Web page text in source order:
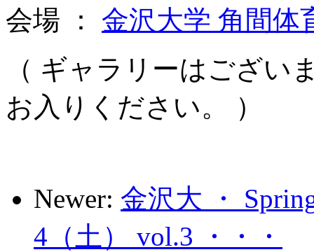
会場 ： 金沢大学 角間体
（ ギャラリーはござい
お入りください。 ）
Newer: 金沢大 ・
4（土） vol.3 ・・・